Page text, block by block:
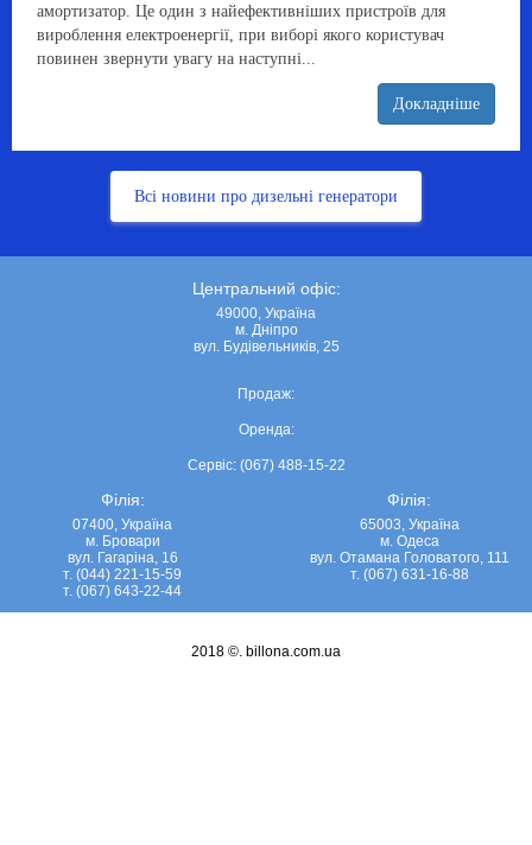
амортизатор. Це один з найефективніших пристроїв для
вироблення електроенергії, при виборі якого користувач
повинен звернути увагу на наступні...
Докладніше
Всі новини про дизельні генератори
Центральний офіс:
49000, Україна
м. Дніпро
вул. Будівельників, 25
Продаж:
Оренда:
Сервіс: (067) 488-15-22
Філія:
07400, Україна
м. Бровари
вул. Гагаріна, 16
т. (044) 221-15-59
т. (067) 643-22-44
Філія:
65003, Україна
м. Одеса
вул. Отамана Головатого, 111
т. (067) 631-16-88
2018 ©. billona.com.ua